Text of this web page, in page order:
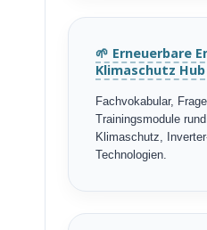
🌱 Erneuerbare
Klimaschutz Hub
Fachvokabular,
Trainingsmodule
Klimaschutz,
Technologien.